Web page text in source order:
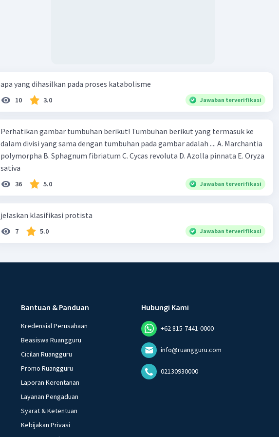
Iklan
apa yang dihasilkan pada proses katabolisme
10 3.0 Jawaban terverifikasi
Perhatikan gambar tumbuhan berikut! Tumbuhan berikut yang termasuk ke
dalam divisi yang sama dengan tumbuhan pada gambar adalah .... A. Marchantia
polymorpha B. Sphagnum fibriatum C. Cycas revoluta D. Azolla pinnata E. Oryza
sativa
36 5.0 Jawaban terverifikasi
jelaskan klasifikasi protista
7 5.0 Jawaban terverifikasi
Bantuan & Panduan
Kredensial Perusahaan
Beasiswa Ruangguru
Cicilan Ruangguru
Promo Ruangguru
Laporan Kerentanan
Layanan Pengaduan
Syarat & Ketentuan
Kebijakan Privasi
Hubungi Kami
+62 815-7441-0000
info@ruangguru.com
02130930000